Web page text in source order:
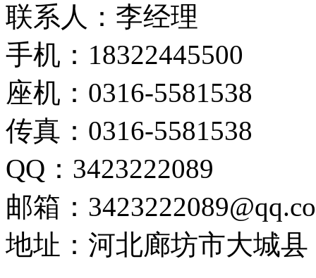
联系人：李经理
手机：18322445500
座机：0316-5581538
传真：0316-5581538
QQ：3423222089
邮箱：
地址：河北廊坊市大城县